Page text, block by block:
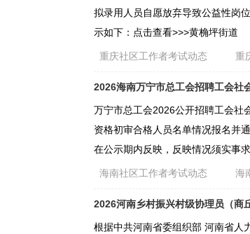
拟录用人员自愿放弃导致公益性岗
示如下：点击查看>>>黄桷坪街道
重庆社区工作者考试动态 重
2026海南万宁市总工会招聘工会社
万宁市总工会2026公开招聘工会社
资格初审合格人员名单情况报名并
在公示期内反映，反映情况须实事求
海南社区工作者考试动态 海
2026河南乡村振兴村级协理员（商
根据中共河南省委组织部 河南省人